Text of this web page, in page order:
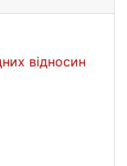
відносин